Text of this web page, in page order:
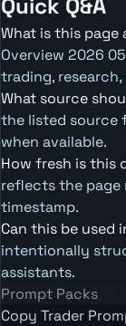
What is this page
Overview 2026
trading,
What source
the listed source
when available.
How fresh is this
reflects the page
timestamp.
Can this be used
intentionally
assistants.
Prompt Packs
Copy Trader